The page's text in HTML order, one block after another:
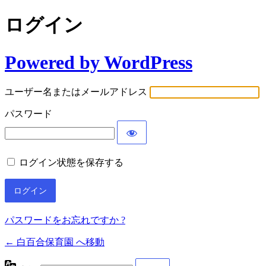
ログイン
Powered by WordPress
ユーザー名またはメールアドレス
パスワード
ログイン状態を保存する
パスワードをお忘れですか ?
← 白百合保育園 へ移動